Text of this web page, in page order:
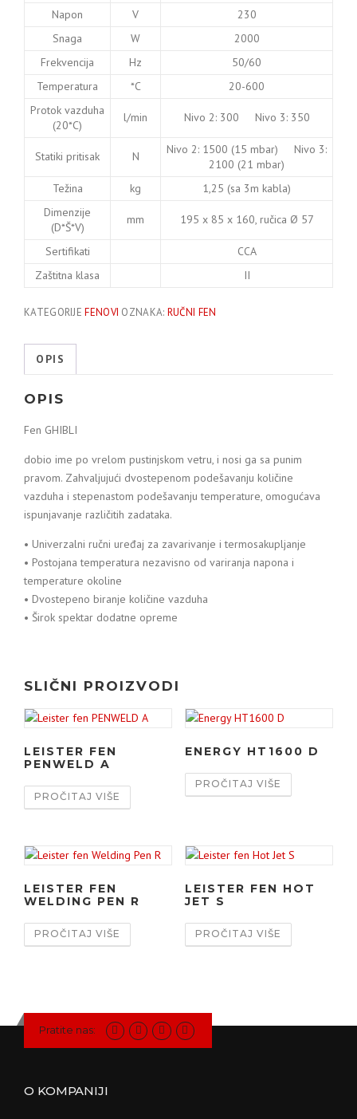
Napon
V
230
Snaga
W
2000
Frekvencija
Hz
50/60
Temperatura
*C
20-600
Protok vazduha
(20*C)
l/min Nivo 2: 300 Nivo 3: 350
Statiki pritisak N
Nivo 2: 1500 (15 mbar) Nivo 3:
2100 (21 mbar)
Težina
kg
1,25 (sa 3m kabla)
Dimenzije
(D*Š*V)
mm 195 x 85 x 160, ručica Ø 57
Sertifikati
CCA
Zaštitna klasa
II
KATEGORIJEFENOVI OZNAKA: RUČNI FEN
OPIS
OPIS
Fen GHIBLI
dobio ime po vrelom pustinjskom vetru, i nosi ga sa punim
pravom. Zahvaljujući dvostepenom podešavanju količine
vazduha i stepenastom podešavanju temperature, omogućava
ispunjavanje različitih zadataka.
• Univerzalni ručni uređaj za zavarivanje i termosakupljanje
• Postojana temperatura nezavisno od variranja napona i
temperature okoline
• Dvostepeno biranje količine vazduha
• Širok spektar dodatne opreme
SLIČNI PROIZVODI
LEISTER FEN
PENWELD A
PROČITAJ VIŠE
ENERGY HT1600 D
PROČITAJ VIŠE
LEISTER FEN
WELDING PEN R
PROČITAJ VIŠE
LEISTER FEN HOT
JET S
PROČITAJ VIŠE
Pratite nas:
O KOMPANIJI